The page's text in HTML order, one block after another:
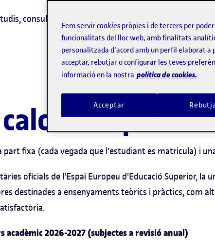
consulta la pàgina específica de el programa
el preu
part fixa (cada vegada que l'estudiant es matricula) i
oficials de l'Espai Europeu d'Educació Superior, la
destinades a ensenyaments teòrics i pràctics, com
acadèmic 2026-2027 (subjectes a revisió anual)
Fem servircookies pròpies i de tercers per
funcionalitats del lloc web, amb finalitats
personalitzada d'acord amb un perfil elaborat
acceptar, rebutjar o configurar les teves
informació en la nostra política de cookies.
Acceptar